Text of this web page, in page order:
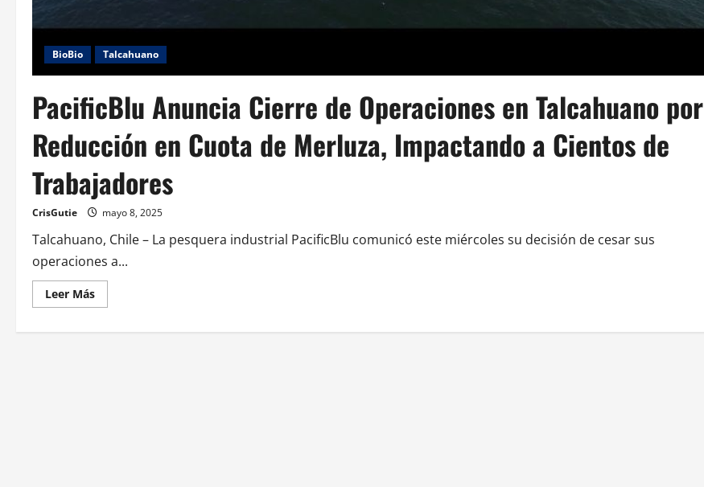
BioBio Talcahuano
PacificBlu Anuncia Cierre de Operaciones en Talcahuano por
Reducción en Cuota de Merluza, Impactando a Cientos de
Trabajadores
CrisGutie mayo 8, 2025
Talcahuano, Chile – La pesquera industrial PacificBlu comunicó este miércoles su decisión de cesar sus
operaciones a...
Leer Más